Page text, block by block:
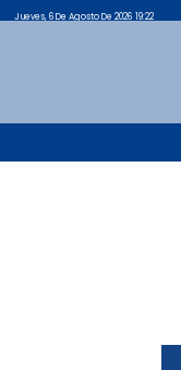
Jueves, 6 De Agosto De 2026 19:22